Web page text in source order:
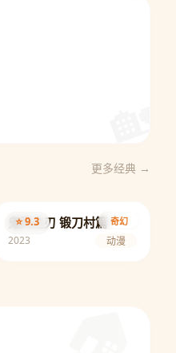
更多经典 →
⭐ 9.3 奇幻
鬼灭之刃 锻刀村篇
2023 动漫